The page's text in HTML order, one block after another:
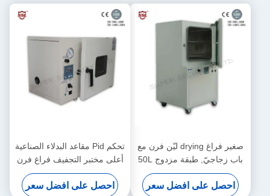
صغير فراغ drying ليّن فرن مع
باب زجاجيّ, طبقة مزدوج 50L
احصل على افضل سعر
تحكم Pid مقاعد البدلاء الصناعية
أعلى مختبر التجفيف فراغ فرن
لحماية البيئة
احصل على افضل سعر